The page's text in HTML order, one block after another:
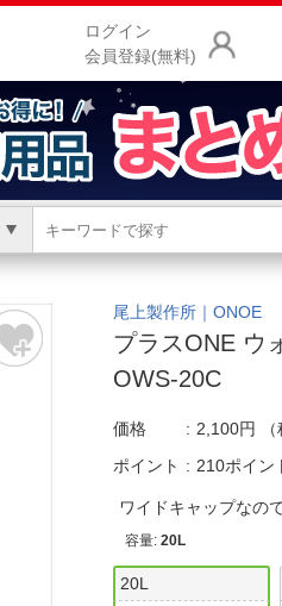
ログイン
会員登録(無料)
商
ラ
カ
お
ご
ご
尾上製作所｜ONOE
プラスONE ウ
OWS-20C
価格 2,100円
ポイント
210ポイン
ワイドキャップな
容量:20L
20L